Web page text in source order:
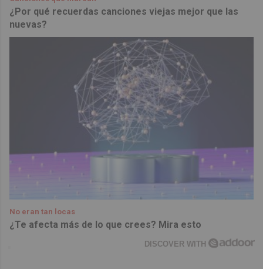
¿Por qué recuerdas canciones viejas mejor que las
nuevas?
No eran tan locas
¿Te afecta más de lo que crees? Mira esto
DISCOVER WITH